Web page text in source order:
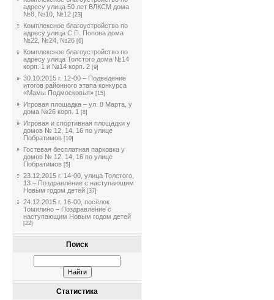
адресу улица 50 лет ВЛКСМ дома
№8, №10, №12 [23]
Комплексное благоустройство по
адресу улица С.П. Попова дома
№22, №24, №26 [6]
Комплексное благоустройство по
адресу улица Толстого дома №14
корп. 1 и №14 корп. 2 [9]
30.10.2015 г. 12-00 – Подведение
итогов районного этапа конкурса
«Мамы Подмосковья» [15]
Игровая площадка – ул. 8 Марта, у
дома №26 корп. 1 [8]
Игровая и спортивная площадки у
домов № 12, 14, 16 по улице
Побратимов [10]
Гостевая бесплатная парковка у
домов № 12, 14, 16 по улице
Побратимов [5]
23.12.2015 г. 14-00, улица Толстого,
13 – Поздравление с наступающим
Новым годом детей [37]
24.12.2015 г. 16-00, посёлок
Томилино – Поздравление с
наступающим Новым годом детей
[22]
Поиск
Статистика